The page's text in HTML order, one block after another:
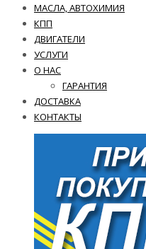
МАСЛА, АВТОХИМИЯ
КПП
ДВИГАТЕЛИ
УСЛУГИ
О НАС
ГАРАНТИЯ
ДОСТАВКА
КОНТАКТЫ